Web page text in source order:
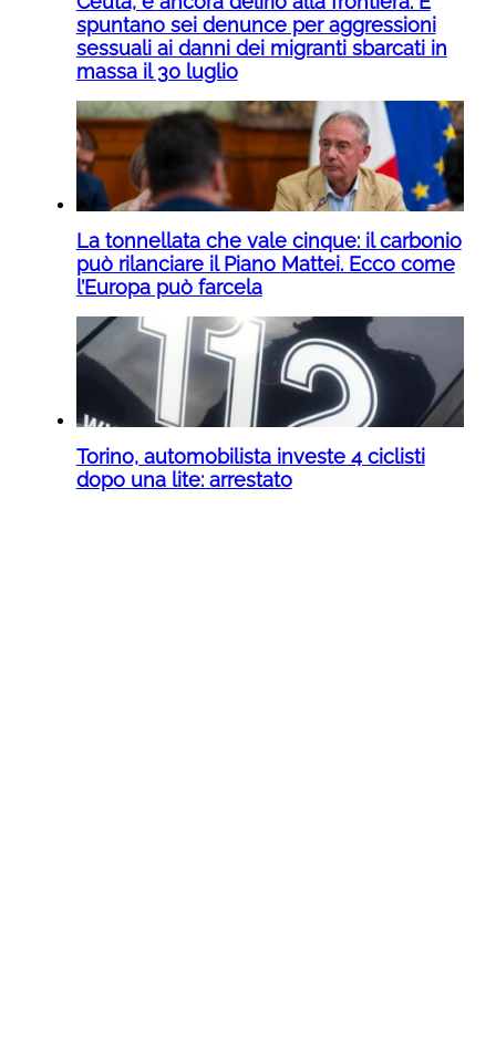
spuntano sei denunce per aggressioni
sessuali ai danni dei migranti sbarcati in
massa il 30 luglio
La tonnellata che vale cinque: il carbonio
può rilanciare il Piano Mattei. Ecco come
l’Europa può farcela
Torino, automobilista investe 4 ciclisti
dopo una lite: arrestato